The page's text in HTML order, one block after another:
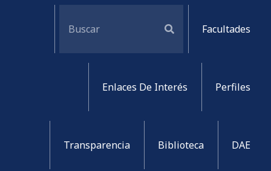
Facultades
Enlaces De Interés Perfiles
Transparencia Biblioteca DAE